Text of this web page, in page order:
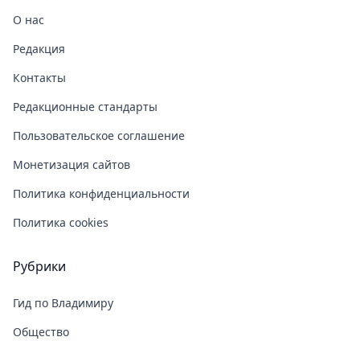
О нас
Редакция
Контакты
Редакционные стандарты
Пользовательское соглашение
Монетизация сайтов
Политика конфиденциальности
Политика cookies
Рубрики
Гид по Владимиру
Общество